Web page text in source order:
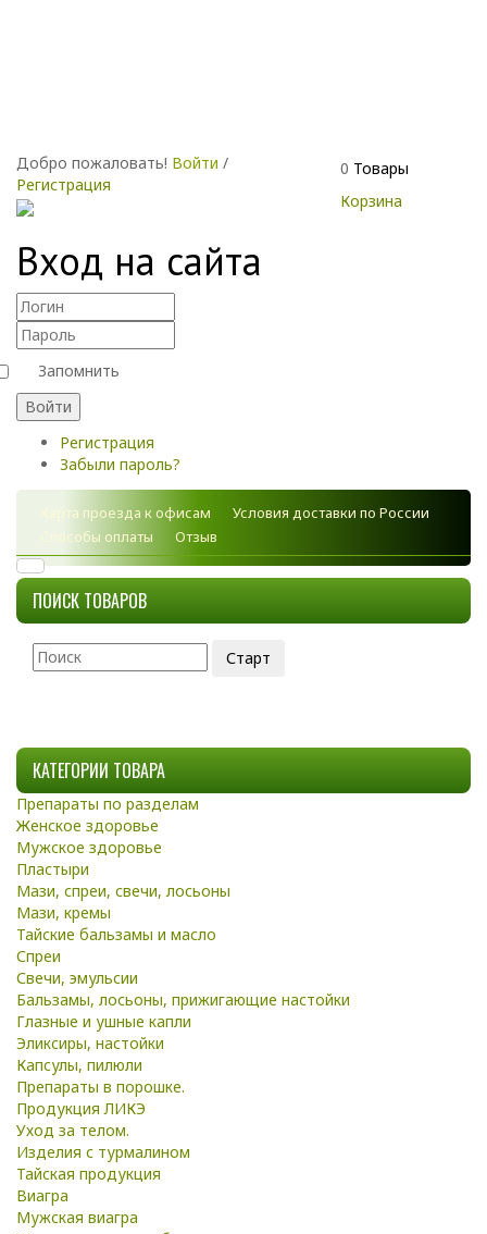
0 Товары
Корзина
Добро пожаловать! Войти /
Регистрация
Вход на сайта
Запомнить
Войти
Регистрация
Забыли пароль?
Карта проезда к офисам
Условия доставки по России
Способы оплаты
Отзыв
ПОИСК ТОВАРОВ
КАТЕГОРИИ ТОВАРА
Препараты по разделам
Женское здоровье
Мужское здоровье
Пластыри
Мази, спреи, свечи, лосьоны
Мази, кремы
Тайские бальзамы и масло
Спреи
Свечи, эмульсии
Бальзамы, лосьоны, прижигающие настойки
Глазные и ушные капли
Эликсиры, настойки
Капсулы, пилюли
Препараты в порошке.
Продукция ЛИКЭ
Уход за телом.
Изделия с турмалином
Тайская продукция
Виагра
Мужская виагра